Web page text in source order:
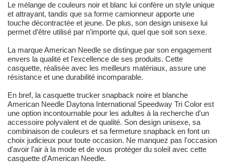
Le mélange de couleurs noir et blanc lui confère un style unique
et attrayant, tandis que sa forme camionneur apporte une
touche décontractée et jeune. De plus, son design unisexe lui
permet d’être utilisé par n’importe qui, quel que soit son sexe.
La marque American Needle se distingue par son engagement
envers la qualité et l'excellence de ses produits. Cette
casquette, réalisée avec les meilleurs matériaux, assure une
résistance et une durabilité incomparable.
En bref, la casquette trucker snapback noire et blanche
American Needle Daytona International Speedway Tri Color est
une option incontournable pour les adultes à la recherche d'un
accessoire polyvalent et de qualité. Son design unisexe, sa
combinaison de couleurs et sa fermeture snapback en font un
choix judicieux pour toute occasion. Ne manquez pas l'occasion
d'avoir l'air à la mode et de vous protéger du soleil avec cette
casquette d'American Needle.